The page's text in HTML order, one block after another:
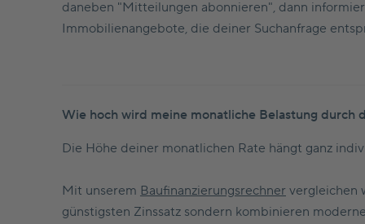
daneben "Mitteilungen abonnieren", dann
Immobilienangebote, die deiner Suchanfrage
Wie hoch wird meine monatliche Belastung durch
Die Höhe deiner monatlichen Rate hängt ganz
Mit unserem Baufinanzierungsrechner vergleichen
günstigsten Zinssatz sondern kombinieren